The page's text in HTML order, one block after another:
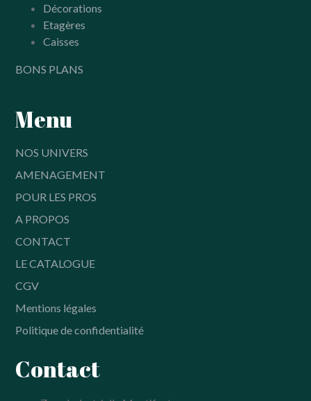
Décorations
Etagères
Caisses
BONS PLANS
Menu
NOS UNIVERS
AMENAGEMENT
POUR LES PROS
A PROPOS
CONTACT
LE CATALOGUE
CGV
Mentions légales
Politique de confidentialité
Contact